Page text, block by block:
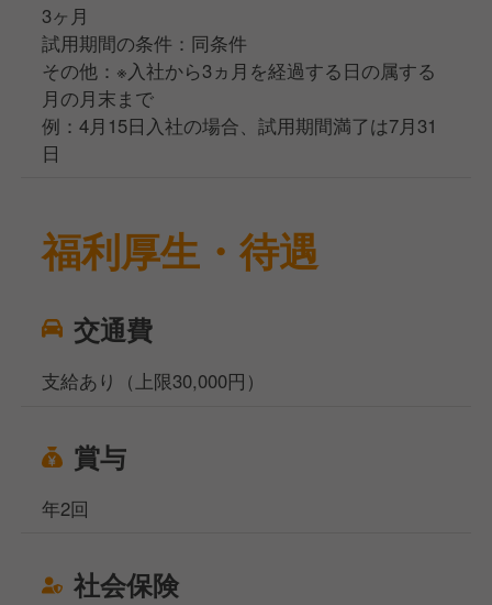
3ヶ月
試用期間の条件：同条件
その他：※入社から3ヵ月を経過する日の属する
月の月末まで
例：4月15日入社の場合、試用期間満了は7月31
日
福利厚生・待遇
交通費
支給あり（上限30,000円）
賞与
年2回
社会保険